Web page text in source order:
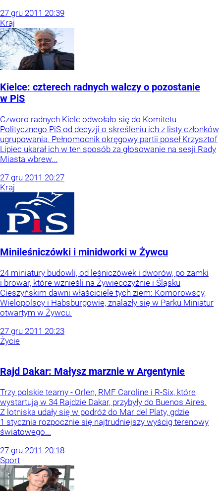
27 gru 2011 20:39
Kraj
Kielce: czterech radnych walczy o pozostanie
w PiS
Czworo radnych Kielc odwołało się do Komitetu
Politycznego PiS od decyzji o skreśleniu ich z listy członków
ugrupowania. Pełnomocnik okręgowy partii poseł Krzysztof
Lipiec ukarał ich w ten sposób za głosowanie na sesji Rady
Miasta wbrew...
27 gru 2011 20:27
Kraj
Minileśniczówki i minidworki w Żywcu
24 miniatury budowli, od leśniczówek i dworów, po zamki
i browar, które wznieśli na Żywiecczyźnie i Śląsku
Cieszyńskim dawni właściciele tych ziem: Komorowscy,
Wielopolscy i Habsburgowie, znalazły się w Parku Miniatur
otwartym w Żywcu.
27 gru 2011 20:23
Życie
Rajd Dakar: Małysz marznie w Argentynie
Trzy polskie teamy - Orlen, RMF Caroline i R-Six, które
wystartują w 34 Rajdzie Dakar, przybyły do Buenos Aires.
Z lotniska udały się w podróż do Mar del Platy, gdzie
1 stycznia rozpocznie się najtrudniejszy wyścig terenowy
światowego...
27 gru 2011 20:18
Sport